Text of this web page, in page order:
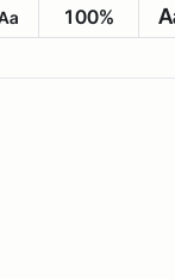
100%